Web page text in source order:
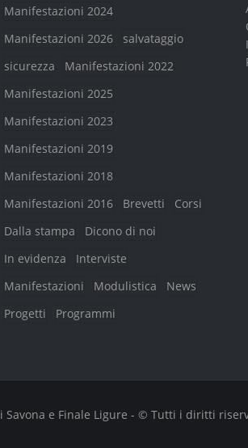
Manifestazioni 2024
Manifestazioni 2026
salvataggio
sicurezza
Manifestazioni 2022
Manifestazioni 2025
Manifestazioni 2023
Manifestazioni 2019
Manifestazioni 2018
Manifestazioni 2016
Brevetti
Corsi
Dalla stampa
Dicono di noi
In evidenza
Interviste
Manifestazioni
Modulistica
News
Progetti
Programmi
Savona e Finale Ligure - © Tutti i diritti